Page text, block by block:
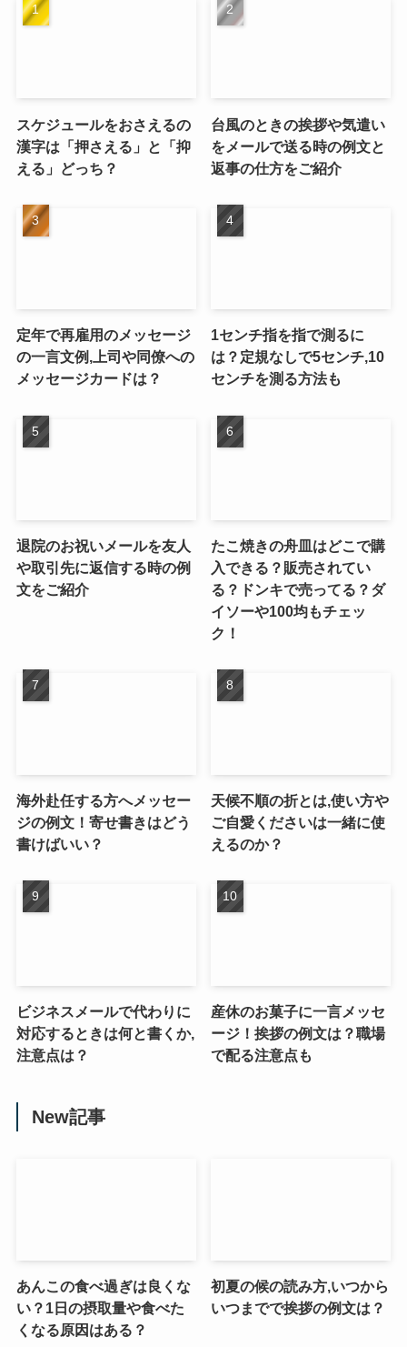
スケジュールをおさえるの
漢字は「押さえる」と「抑
える」どっち？
台風のときの挨拶や気遣い
をメールで送る時の例文と
返事の仕方をご紹介
定年で再雇用のメッセージ
の一言文例,上司や同僚への
メッセージカードは？
1センチ指を指で測るに
は？定規なしで5センチ,10
センチを測る方法も
退院のお祝いメールを友人
や取引先に返信する時の例
文をご紹介
たこ焼きの舟皿はどこで購
入できる？販売されてい
る？ドンキで売ってる？ダ
イソーや100均もチェッ
ク！
海外赴任する方へメッセー
ジの例文！寄せ書きはどう
書けばいい？
天候不順の折とは,使い方や
ご自愛くださいは一緒に使
えるのか？
ビジネスメールで代わりに
対応するときは何と書くか,
注意点は？
産休のお菓子に一言メッセ
ージ！挨拶の例文は？職場
で配る注意点も
New記事
あんこの食べ過ぎは良くな
い？1日の摂取量や食べた
くなる原因はある？
初夏の候の読み方,いつから
いつまでで挨拶の例文は？